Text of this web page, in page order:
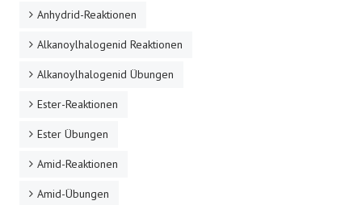
Anhydrid-Reaktionen
Alkanoylhalogenid Reaktionen
Alkanoylhalogenid Übungen
Ester-Reaktionen
Ester Übungen
Amid-Reaktionen
Amid-Übungen